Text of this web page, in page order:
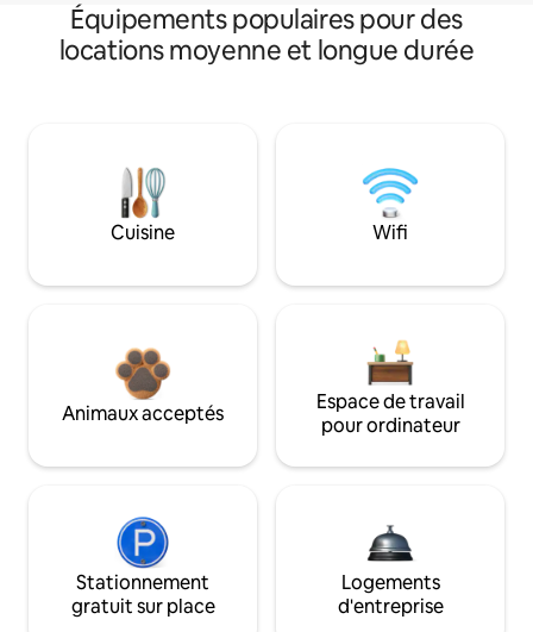
Équipements populaires pour des
locations moyenne et longue durée
Cuisine Wifi
Animaux acceptés
Espace de travail
pour ordinateur
Stationnement
gratuit sur place
Logements
d'entreprise